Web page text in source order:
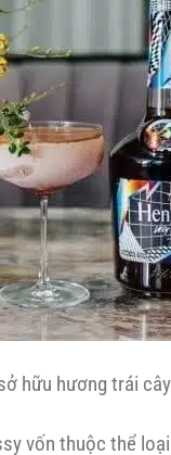
hữu hương trái
vốn thuộc thể